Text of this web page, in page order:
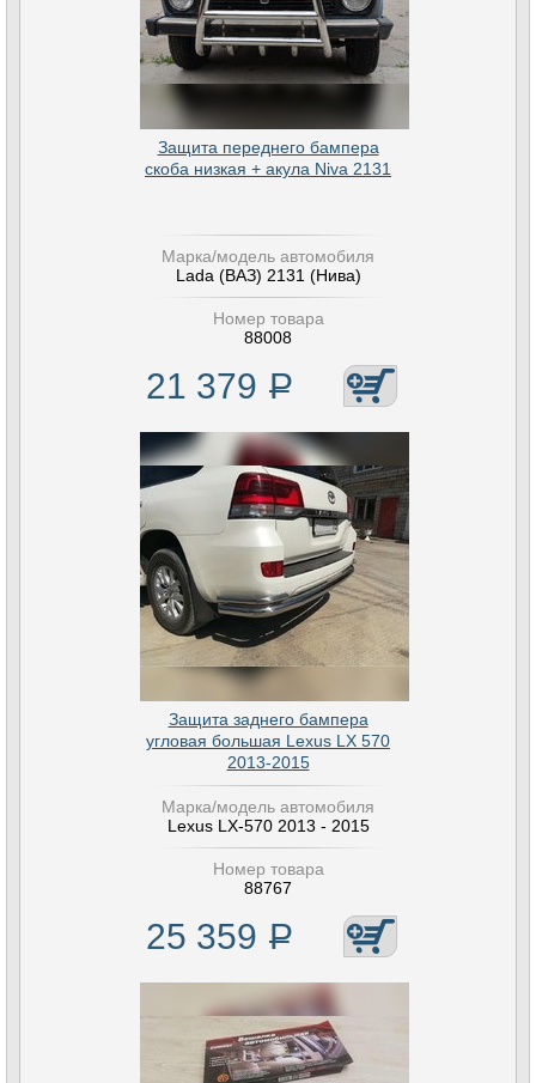
Защита переднего бампера
скоба низкая + акула Niva 2131
Марка/модель автомобиля
Lada (ВАЗ) 2131 (Нива)
Номер товара
88008
21 379 Р
Защита заднего бампера
угловая большая Lexus LX 570
2013-2015
Марка/модель автомобиля
Lexus LX-570 2013 - 2015
Номер товара
88767
25 359 Р